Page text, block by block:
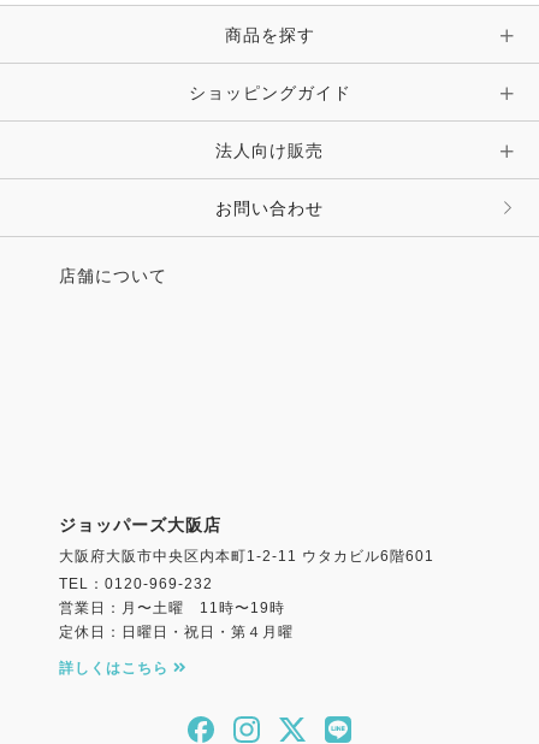
商品を探す
ショッピングガイド
法人向け販売
お問い合わせ
店舗について
ジョッパーズ大阪店
大阪府大阪市中央区内本町1-2-11 ウタカビル6階601
TEL：0120-969-232
営業日：月〜土曜 11時〜19時
定休日：日曜日・祝日・第４月曜
詳しくはこちら